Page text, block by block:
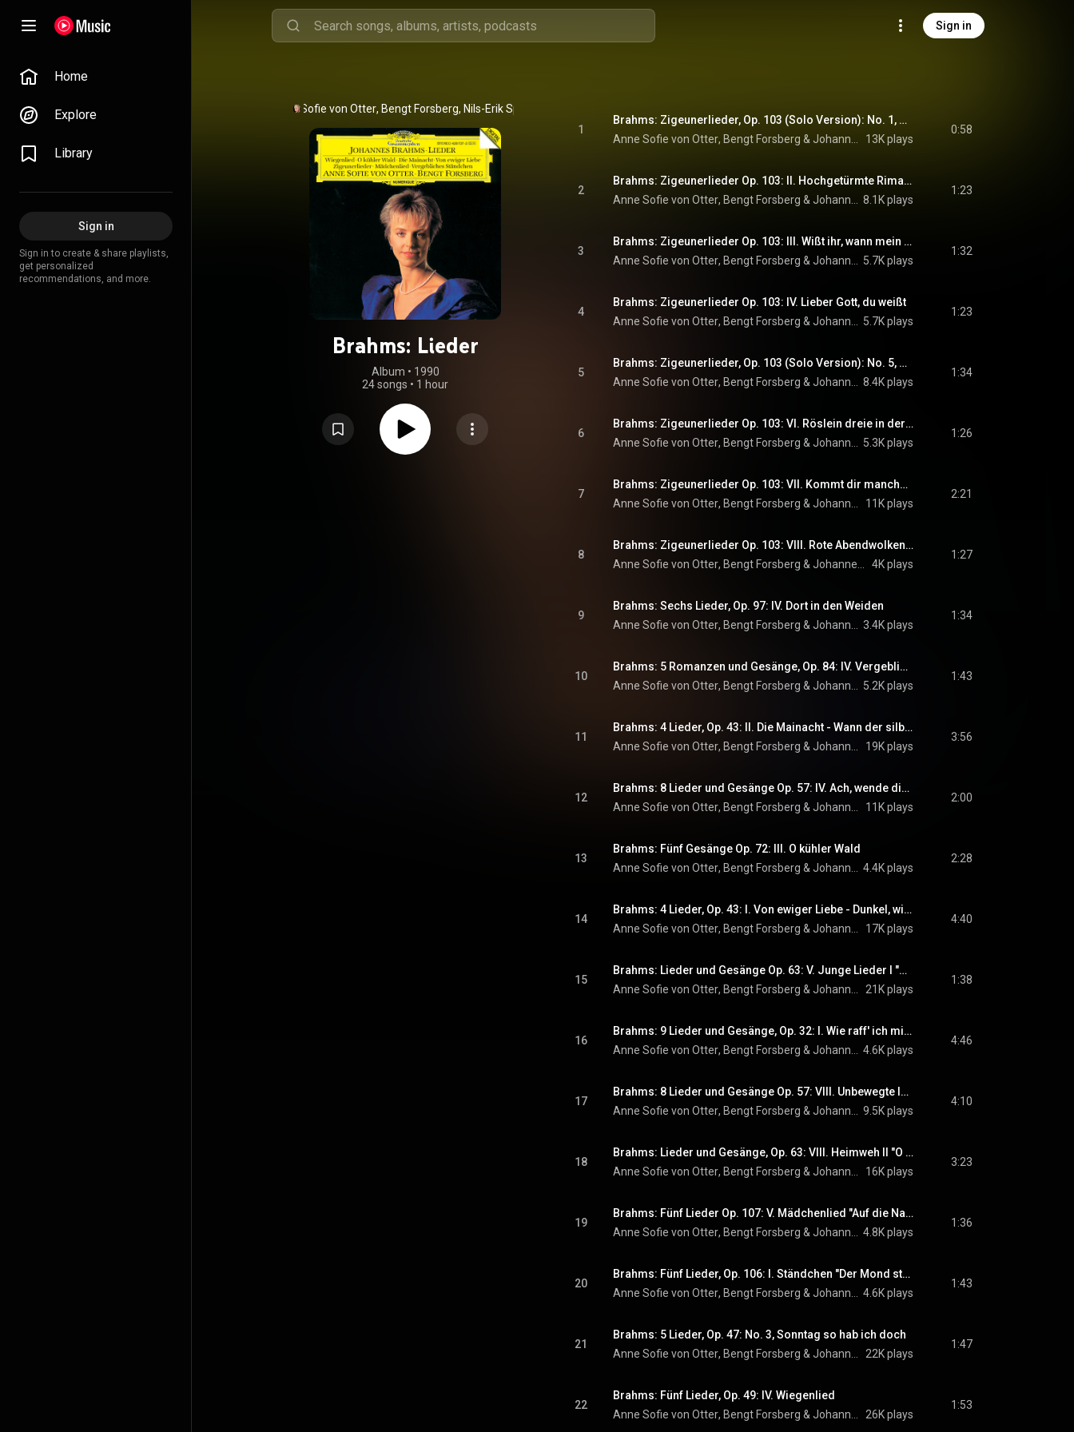
Sign in
Home
Explore
Library
Sign in
Sign in to create & share playlists,
get personalized
recommendations, and more.
Anne Sofie von Otter, Bengt Forsberg, Nils-Erik Sparf
Brahms: Lieder
Album • 1990
24 songs • 1 hour
1
Brahms: Zigeunerlieder, Op. 103 (Solo Version): No. 1, He, Zigeuner, greife in die Saiten ein!
Anne Sofie von Otter, Bengt Forsberg & 13K plays
0:58
2
Brahms: Zigeunerlieder Op. 103: II. Hochgetürmte Rimaflut
Anne Sofie von Otter, Bengt Forsberg & 8.1K plays
1:23
3
Brahms: Zigeunerlieder Op. 103: III. Wißt ihr, wann mein Kindchen
Anne Sofie von Otter, Bengt Forsberg & 5.7K plays
1:32
4
Brahms: Zigeunerlieder Op. 103: IV. Lieber Gott, du weißt
Anne Sofie von Otter, Bengt Forsberg & 5.7K plays
1:23
5
Brahms: Zigeunerlieder, Op. 103 (Solo Version): No. 5, Brauner Bursche führt zum Tanze
Anne Sofie von Otter, Bengt Forsberg & 8.4K plays
1:34
6
Brahms: Zigeunerlieder Op. 103: VI. Röslein dreie in der Reihe
Anne Sofie von Otter, Bengt Forsberg & 5.3K plays
1:26
7
Brahms: Zigeunerlieder Op. 103: VII. Kommt dir manchmal in den Sinn
Anne Sofie von Otter, Bengt Forsberg & 11K plays
2:21
8
Brahms: Zigeunerlieder Op. 103: VIII. Rote Abendwolken ziehen
Anne Sofie von Otter, Bengt Forsberg & 4K plays
1:27
9
Brahms: Sechs Lieder, Op. 97: IV. Dort in den Weiden
Anne Sofie von Otter, Bengt Forsberg & 3.4K plays
1:34
10
Brahms: 5 Romanzen und Gesänge, Op. 84: IV. Vergebliches Ständchen
Anne Sofie von Otter, Bengt Forsberg & 5.2K plays
1:43
11
Brahms: 4 Lieder, Op. 43: II. Die Mainacht - Wann der silberne Mond
Anne Sofie von Otter, Bengt Forsberg & 19K plays
3:56
12
Brahms: 8 Lieder und Gesänge Op. 57: IV. Ach, wende diesen Blick
Anne Sofie von Otter, Bengt Forsberg & 11K plays
2:00
13
Brahms: Fünf Gesänge Op. 72: III. O kühler Wald
Anne Sofie von Otter, Bengt Forsberg & 4.4K plays
2:28
14
Brahms: 4 Lieder, Op. 43: I. Von ewiger Liebe - Dunkel, wie dunkel
Anne Sofie von Otter, Bengt Forsberg & 17K plays
4:40
15
Brahms: Lieder und Gesänge Op. 63: V. Junge Lieder I "Meine Liebe ist grün wie der Fliederbusch"
Anne Sofie von Otter, Bengt Forsberg & 21K plays
1:38
16
Brahms: 9 Lieder und Gesänge, Op. 32: I. Wie raff' ich mich auf in der Nacht
Anne Sofie von Otter, Bengt Forsberg & 4.6K plays
4:46
17
Brahms: 8 Lieder und Gesänge Op. 57: VIII. Unbewegte laue Luft
Anne Sofie von Otter, Bengt Forsberg & 9.5K plays
4:10
18
Brahms: Lieder und Gesänge, Op. 63: VIII. Heimweh II "O wüßt' ich doch den Weg zurück"
Anne Sofie von Otter, Bengt Forsberg & 16K plays
3:23
19
Brahms: Fünf Lieder Op. 107: V. Mädchenlied "Auf die Nacht in der Spinnstub'n"
Anne Sofie von Otter, Bengt Forsberg & 4.8K plays
1:36
20
Brahms: Fünf Lieder, Op. 106: I. Ständchen "Der Mond steht über dem Berg"
Anne Sofie von Otter, Bengt Forsberg & 4.6K plays
1:43
21
Brahms: 5 Lieder, Op. 47: No. 3, Sonntag so hab ich doch
Anne Sofie von Otter, Bengt Forsberg & 22K plays
1:47
22
Brahms: Fünf Lieder, Op. 49: IV. Wiegenlied
Anne Sofie von Otter, Bengt Forsberg & 26K plays
1:53